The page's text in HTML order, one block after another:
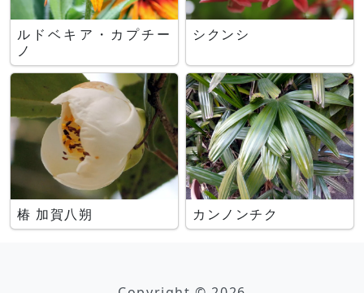
ルドベキア・カプチー
ノ
シクンシ
椿 加賀八朔 カンノンチク